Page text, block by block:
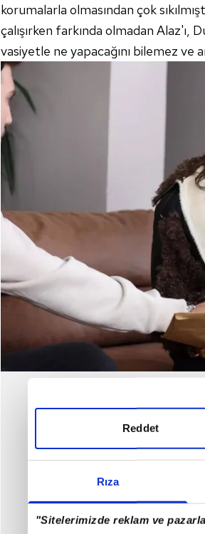
Rıza
"Sitelerimizde reklam ve
Reddet
korumalarla olmasından çok
çalışırken farkında olmadan Alaz'ı,
vasiyetle ne yapacağını bilemez ve